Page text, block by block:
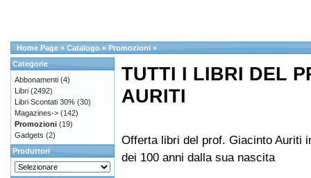
Home Page » Catalogo » Promozioni »
TUTTI I LIBRI DEL
AURITI
Offerta libri del prof. Giacinto Auriti
dei 100 anni dalla sua nascita
Categorie
Abbonamenti (4)
Libri (2492)
Libri Scontati 30% (30)
Magazines-> (142)
Promozioni (19)
Gadgets (2)
Produttori